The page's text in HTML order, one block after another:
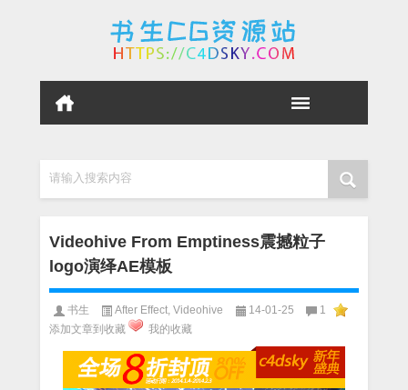
请输入搜索内容
Videohive From Emptiness震撼粒子
logo演绎AE模板
书生 After Effect Videohive 14-01-25
1
添加文章到收藏
我的收藏